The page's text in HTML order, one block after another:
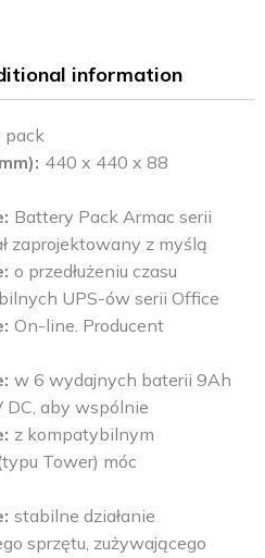
information
pack
440 x 440 x 88
Battery Pack Armac serii
zaprojektowany z myślą
o przedłużeniu czasu
UPS-ów serii Office
On-line. Producent
w 6 wydajnych baterii 9Ah
DC, aby wspólnie
z kompatybilnym
Tower) móc
stabilne działanie
sprzętu, zużywającego